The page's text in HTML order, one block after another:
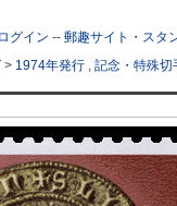
ログイン -- 郵趣サイト・スタ
> 1974年発行 , 記念・特殊切